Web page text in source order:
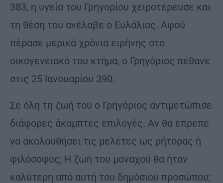
383, η υγεία του Γρηγορίου χειροτέρευσε και
τη θέση του ανέλαβε ο Ευλάλιος. Αφού
πέρασε μερικά χρόνια ειρήνης στο
οικογενειακό του κτήμα, ο Γρηγόριος πέθανε
στις 25 Ιανουαρίου 390.
Σε όλη τη ζωή του ο Γρηγόριος αντιμετώπισε
διάφορες άκαμπτες επιλογές. Αν θα έπρεπε
να ακολουθήσει τις μελέτες ως ρήτορας ή
φιλόσοφος; Η ζωή του μοναχού θα ήταν
καλύτερη από αυτή του δημόσιου προσώπου;